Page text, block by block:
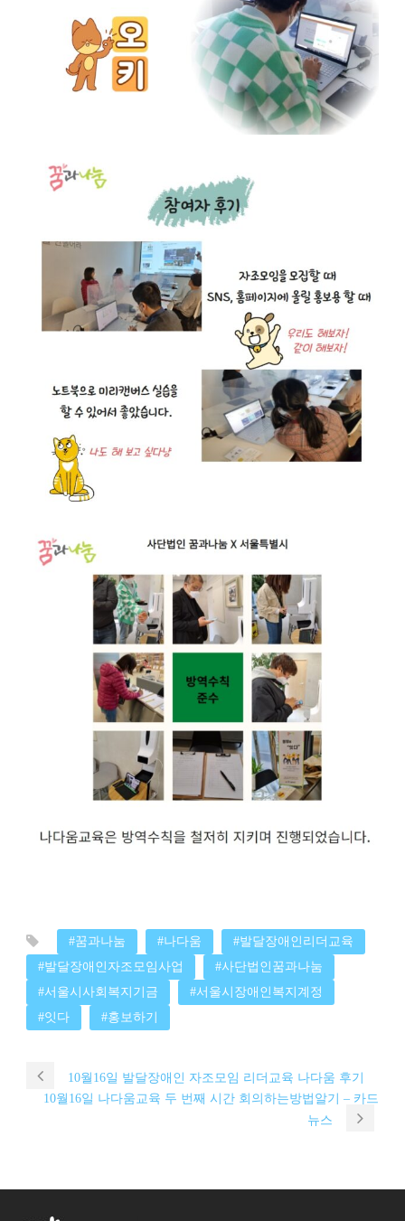
#꿈과나눔 #나다움
#발달장애인리더교육
#발달장애인자조모임사업
#사단법인꿈과나눔
#서울시사회복지기금
#서울시장애인복지계정
#잇다
#홍보하기
10월16일 발달장애인 자조모임 리더교육 나다움 후기
10월16일 나다움교육 두 번째 시간 회의하는방법알기 – 카드
뉴스